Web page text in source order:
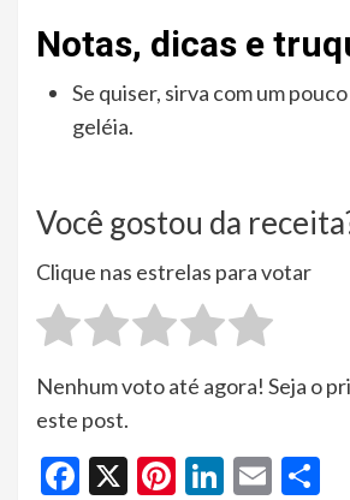
Notas, dicas e
Se quiser, sirva com um
geléia.
Você gostou da
Clique nas estrelas para votar
Nenhum voto até agora! Seja o
este post.
Facebook
X Pinterest
LinkedIn
Email